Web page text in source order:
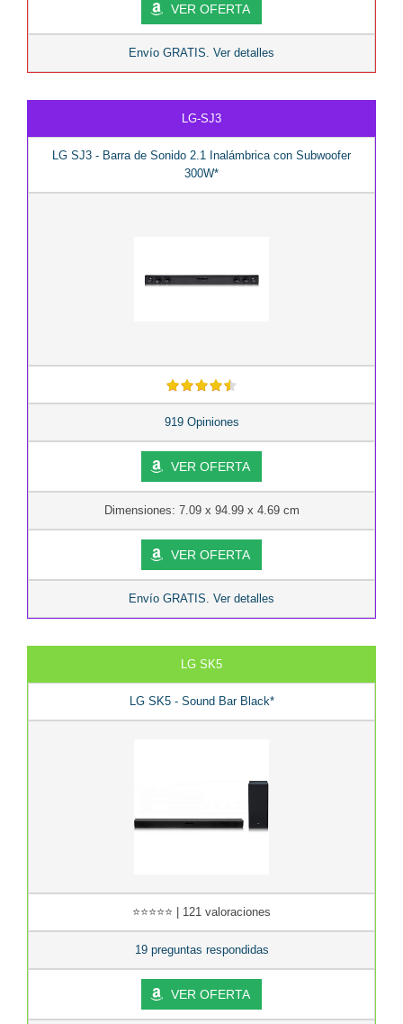
VER OFERTA
Envío GRATIS. Ver detalles
LG-SJ3
LG SJ3 - Barra de Sonido 2.1 Inalámbrica con Subwoofer
300W*
919 Opiniones
VER OFERTA
Dimensiones: 7.09 x 94.99 x 4.69 cm
VER OFERTA
Envío GRATIS. Ver detalles
LG SK5
LG SK5 - Sound Bar Black*
⭐⭐⭐⭐⭐ | 121 valoraciones
19 preguntas respondidas
VER OFERTA